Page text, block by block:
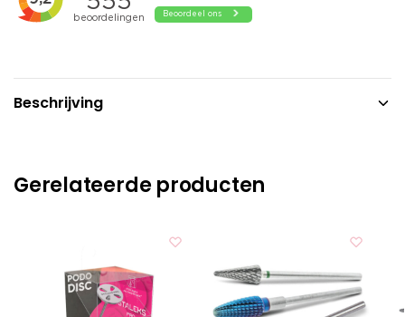
Beschrijving
Gerelateerde producten